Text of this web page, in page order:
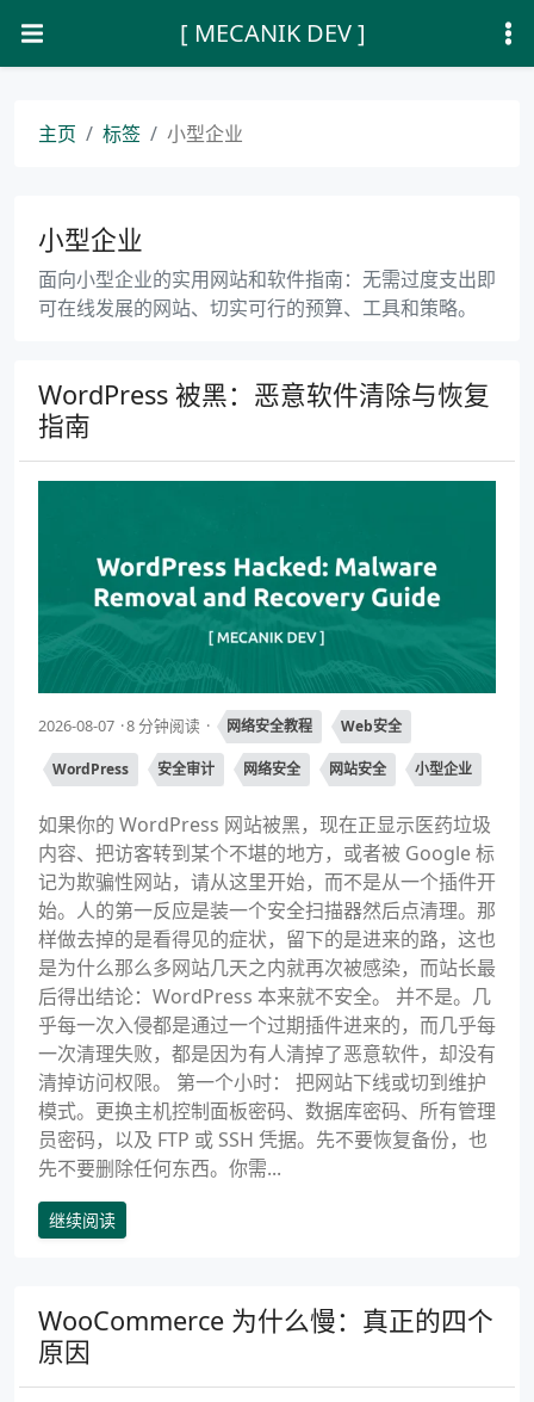
[ MECANIK DEV ]
主页 标签 小型企业
小型企业
面向小型企业的实用网站和软件指南：无需过度支出即
可在线发展的网站、切实可行的预算、工具和策略。
WordPress 被黑：恶意软件清除与恢复
指南
2026-08-07 8 分钟阅读 网络安全教程 Web安全
WordPress 安全审计 网络安全 网站安全 小型企业
如果你的 WordPress 网站被黑，现在正显示医药垃圾
内容、把访客转到某个不堪的地方，或者被 Google 标
记为欺骗性网站，请从这里开始，而不是从一个插件开
始。人的第一反应是装一个安全扫描器然后点清理。那
样做去掉的是看得见的症状，留下的是进来的路，这也
是为什么那么多网站几天之内就再次被感染，而站长最
后得出结论：WordPress 本来就不安全。 并不是。几
乎每一次入侵都是通过一个过期插件进来的，而几乎每
一次清理失败，都是因为有人清掉了恶意软件，却没有
清掉访问权限。 第一个小时： 把网站下线或切到维护
模式。更换主机控制面板密码、数据库密码、所有管理
员密码，以及 FTP 或 SSH 凭据。先不要恢复备份，也
先不要删除任何东西。你需...
继续阅读
WooCommerce 为什么慢：真正的四个
原因